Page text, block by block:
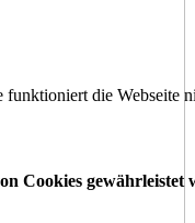
die
Cookies